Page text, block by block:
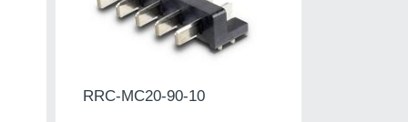
RRC-MC20-90-10